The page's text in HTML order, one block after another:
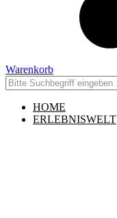
Warenkorb
HOME
ERLEBNISWELT